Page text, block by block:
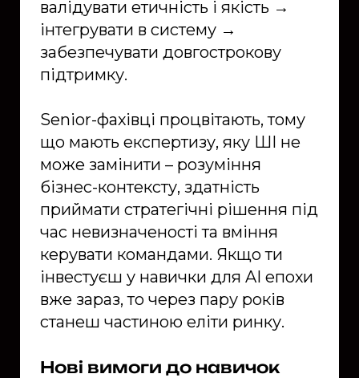
валідувати етичність і якість →
інтегрувати в систему →
забезпечувати довгострокову
підтримку.
Senior-фахівці процвітають, тому
що мають експертизу, яку ШІ не
може замінити – розуміння
бізнес-контексту, здатність
приймати стратегічні рішення під
час невизначеності та вміння
керувати командами. Якщо ти
інвестуєш у навички для AI епохи
вже зараз, то через пару років
станеш частиною еліти ринку.
Нові вимоги до навичок